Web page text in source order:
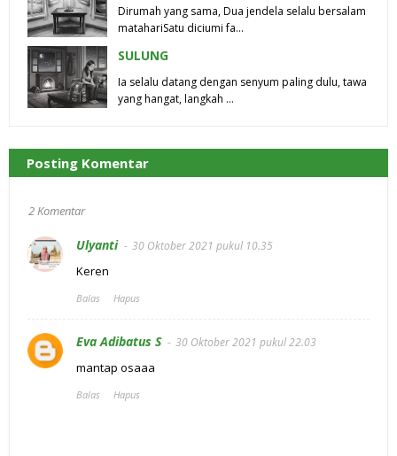
Dirumah yang sama, Dua jendela selalu bersalam
matahariSatu diciumi fa…
SULUNG
Ia selalu datang dengan senyum paling dulu, tawa
yang hangat, langkah …
Posting Komentar
2 Komentar
Ulyanti 30 Oktober 2021 pukul 10.35
Keren
Balas Hapus
Eva Adibatus S 30 Oktober 2021 pukul 22.03
mantap osaaa
Balas Hapus